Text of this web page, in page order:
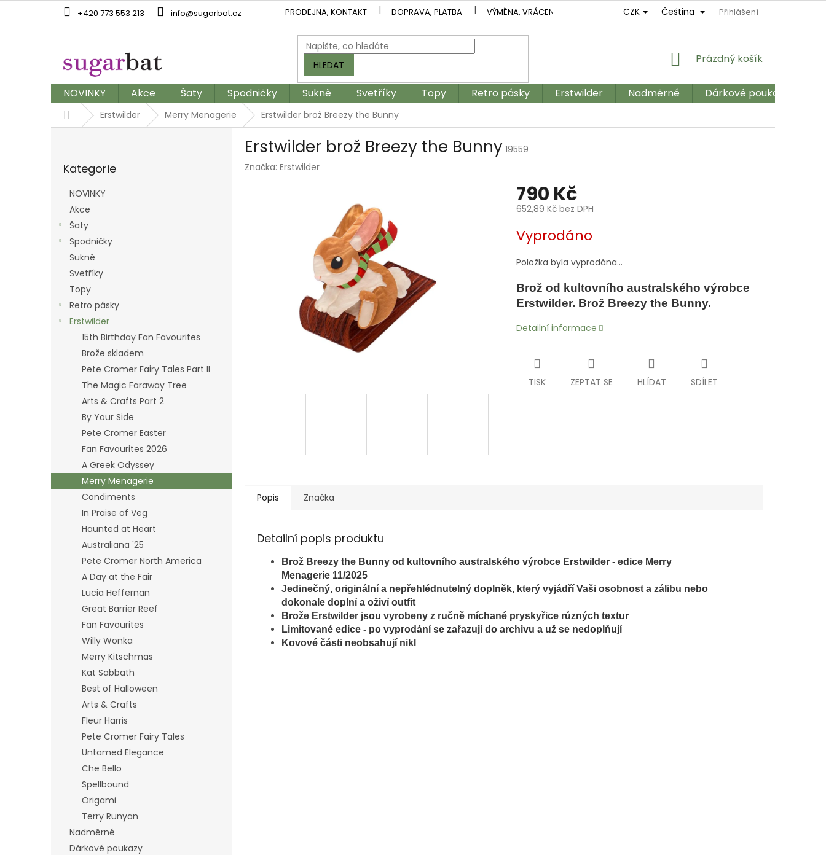
+420 773 553 213 info@sugarbat.cz PRODEJNA, KONTAKT DOPRAVA, PLATBA VÝMĚNA, VRÁCENÍ REKLAMAČNÍ ŘÁD OBCHODNÍ PODMÍNKY
CZK Čeština Přihlášení
HLEDAT
NÁKUPNÍ
Prázdný košík
NOVINKY Akce Šaty Spodničky Sukně Svetříky Topy Retro pásky Erstwilder Nadměrné Dárkové poukazy
DomůErstwilder Merry Menagerie Erstwilder brož Breezy the Bunny
kategorie
Kategorie
NOVINKY
Akce
Šaty
Spodničky
Sukně
Svetříky
Topy
Retro pásky
Erstwilder
15th Birthday Fan Favourites
Brože skladem
Pete Cromer Fairy Tales Part II
The Magic Faraway Tree
Arts & Crafts Part 2
By Your Side
Pete Cromer Easter
Fan Favourites 2026
A Greek Odyssey
Merry Menagerie
Condiments
In Praise of Veg
Haunted at Heart
Australiana '25
Pete Cromer North America
A Day at the Fair
Lucia Heffernan
Great Barrier Reef
Fan Favourites
Willy Wonka
Merry Kitschmas
Kat Sabbath
Best of Halloween
Arts & Crafts
Fleur Harris
Pete Cromer Fairy Tales
Untamed Elegance
Che Bello
Spellbound
Origami
Terry Runyan
Nadměrné
Dárkové poukazy
Erstwilder brož Breezy the Bunny 19559
Značka: Erstwilder
790 Kč
652,89 Kč bez DPH
cena:
Vyprodáno
Položka byla vyprodána…
Brož od kultovního australského výrobce
Erstwilder. Brož Breezy the Bunny.
Detailní informace
TISK ZEPTAT SE HLÍDAT SDÍLET
Popis Značka
Detailní popis produktu
Brož Breezy the Bunny od kultovního australského výrobce Erstwilder - edice Merry
Menagerie 11/2025
Jedinečný, originální a nepřehlédnutelný doplněk, který vyjádří Vaši osobnost a zálibu nebo
dokonale doplní a oživí outfit
Brože Erstwilder jsou vyrobeny z ručně míchané pryskyřice různých textur
Limitované edice - po vyprodání se zařazují do archivu a už se nedoplňují
Kovové části neobsahují nikl